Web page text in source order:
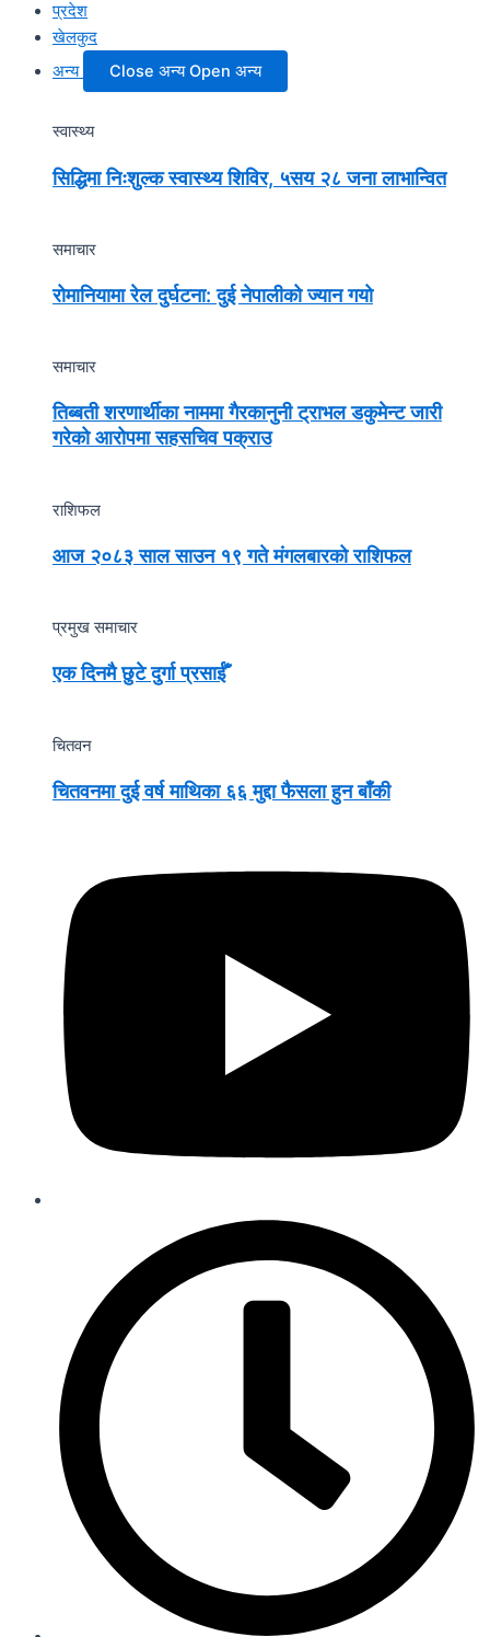
प्रदेश
खेलकुद
अन्य
Close अन्य Open अन्य
स्वास्थ्य
सिद्धिमा निःशुल्क स्वास्थ्य शिविर, ५सय २८ जना लाभान्वित
समाचार
रोमानियामा रेल दुर्घटना: दुई नेपालीको ज्यान गयो
समाचार
तिब्बती शरणार्थीका नाममा गैरकानुनी ट्राभल डकुमेन्ट जारी
गरेको आरोपमा सहसचिव पक्राउ
राशिफल
आज २०८३ साल साउन १९ गते मंगलबारको राशिफल
प्रमुख समाचार
एक दिनमै छुटे दुर्गा प्रसाईँ
चितवन
चितवनमा दुई वर्ष माथिका ६६ मुद्दा फैसला हुन बाँकी